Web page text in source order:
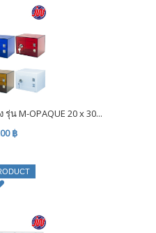
น M-OPAQUE 20 x 30...
฿